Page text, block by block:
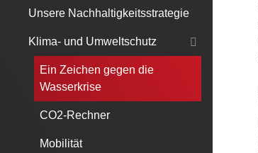
Unsere Nachhaltigkeitsstrategie
Klima- und Umweltschutz
Ein Zeichen gegen die
Wasserkrise
CO2-Rechner
Mobilität